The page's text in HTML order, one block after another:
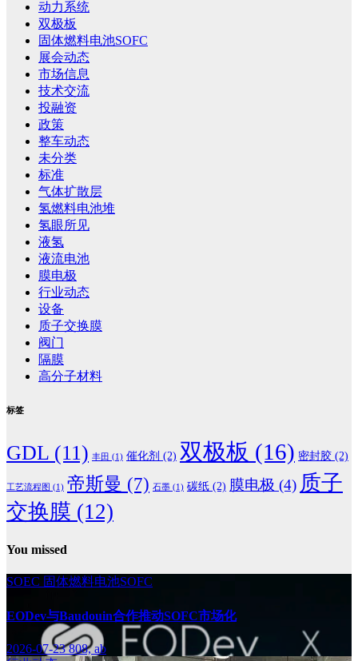
动力系统
双极板
固体燃料电池SOFC
展会动态
市场信息
技术交流
投融资
政策
整车动态
未分类
标准
气体扩散层
氢燃料电池堆
氢眼所见
液氢
液流电池
膜电极
行业动态
设备
质子交换膜
阀门
隔膜
高分子材料
标签
GDL (11) 丰田 (1) 催化剂 (2) 双极板 (16) 密封胶 (2)
工艺流程图 (1) 帝斯曼 (7) 石墨 (1) 碳纸 (2) 膜电极 (4) 质子
交换膜 (12)
You missed
SOEC 固体燃料电池SOFC
EODev与Baudouin合作推动SOFC市场化
2026-07-23808, ab